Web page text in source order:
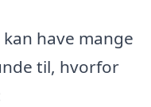
have mange
til, hvorfor